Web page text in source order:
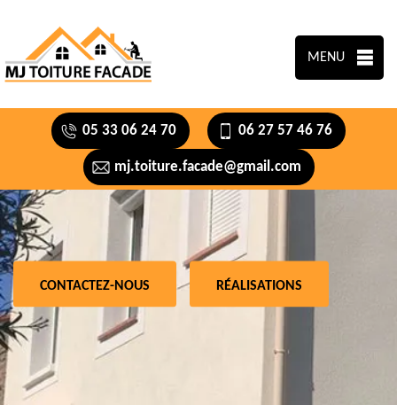
MENU
05 33 06 24 70 06 27 57 46 76
mj.toiture.facade@gmail.com
CONTACTEZ-NOUS RÉALISATIONS